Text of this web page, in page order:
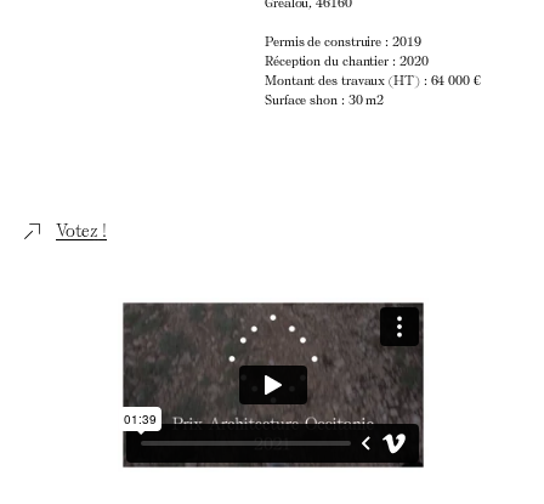
Permis de construire : 2019
Réception du chantier : 2020
Montant des travaux (HT) : 64 000 €
Surface shon : 30 m2
Votez !